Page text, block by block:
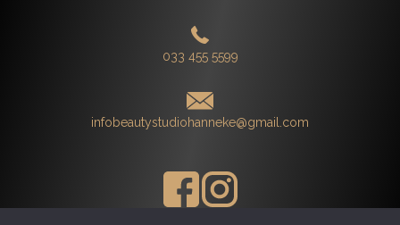
033 455 5599
infobeautystudiohanneke@gmail.com